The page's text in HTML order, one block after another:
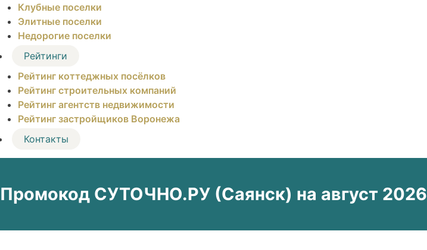
Клубные поселки
Элитные поселки
Недорогие поселки
Рейтинги
Рейтинг коттеджных посёлков
Рейтинг строительных компаний
Рейтинг агентств недвижимости
Рейтинг застройщиков Воронежа
Контакты
Промокод СУТОЧНО.РУ (Саянск) на август 2026